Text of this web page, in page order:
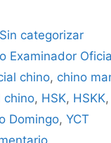
Sin categorizar
Examinador
chino, chino
chino, HSK, HSKK,
Domingo, YCT